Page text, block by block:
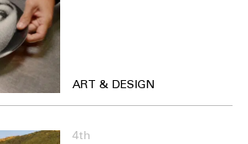
ART & DESIGN
4th